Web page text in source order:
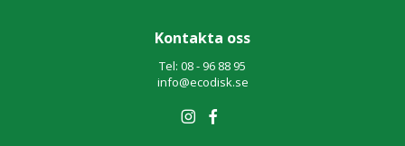
Kontakta oss
Tel: 08 - 96 88 95
info@ecodisk.se